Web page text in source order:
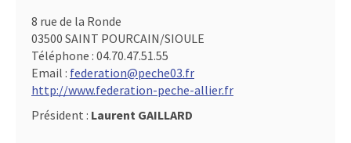
8 rue de la Ronde
03500 SAINT POURCAIN/SIOULE
Téléphone : 04.70.47.51.55
Email : federation@peche03.fr
http://www.federation-peche-allier.fr
Président : Laurent GAILLARD